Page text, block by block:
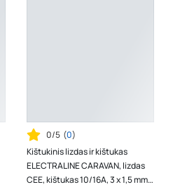
0/5 (0)
Kištukinis lizdas ir kištukas
ELECTRALINE CARAVAN, lizdas
CEE, kištukas 10/16A, 3 x 1,5 mm²